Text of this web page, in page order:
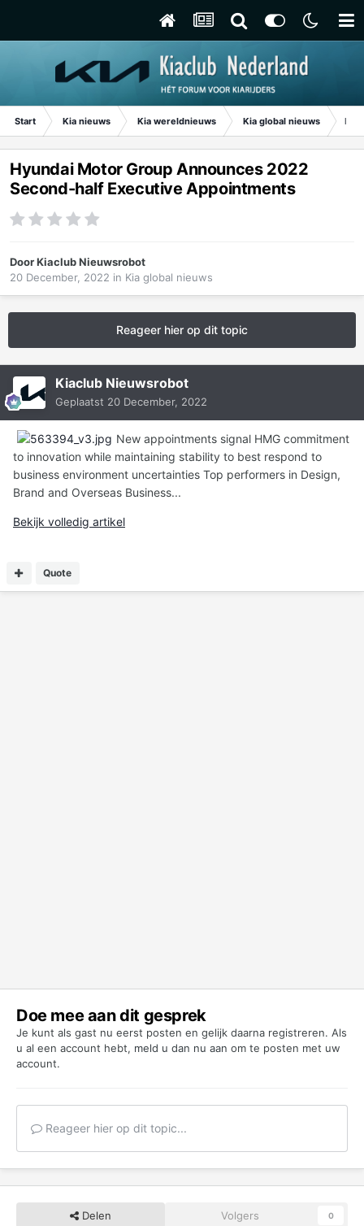
Start Kia nieuws Kia wereldnieuws Kia global nieuws
Hyundai Motor Group Announces 2022
Second-half Executive Appointments
DoorKiaclub Nieuwsrobot
20 December, 2022 in Kia global nieuws
Reageer hier op dit topic
Kiaclub Nieuwsrobot
Geplaatst 20 December, 2022
New appointments signal HMG commitment
to innovation while maintaining stability to best respond to
business environment uncertainties Top performers in Design,
Brand and Overseas Business...
Bekijk volledig artikel
Quote
Doe mee aan dit gesprek
Je kunt als gast nu eerst posten en gelijk daarna registreren. Als
u al een account hebt, meld u dan nu aan om te posten met uw
account.
Reageer hier op dit topic...
Delen Volgers 0